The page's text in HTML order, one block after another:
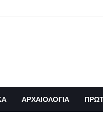
ΑΡΧΑΙΟΛΟΓΙΑ